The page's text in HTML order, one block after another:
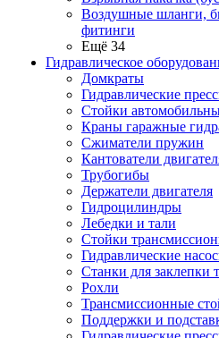
Воздушные шланги,
фитинги
Ещё 34
Гидравлическое
Домкраты
Гидравлические
Стойки
Краны гаражные
Сжиматели пружин
Кантователи
Трубогибы
Держатели двигателя
Гидроцилиндры
Лебедки и тали
Стойки
Гидравлические
Cтанки для заклепки
Рохли
Трансмиссионные
Поддержки и